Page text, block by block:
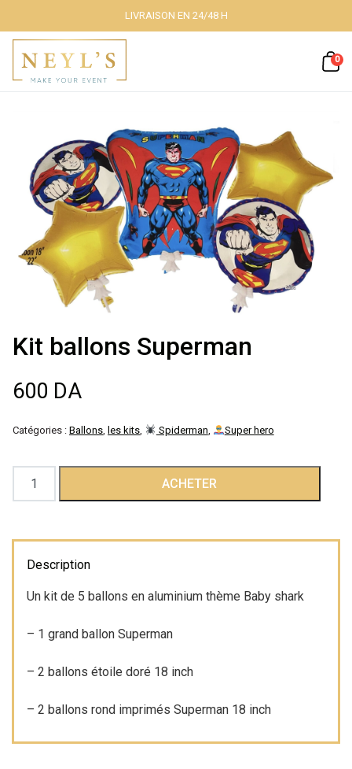
Fermer
Nos packs
Décoration
lumineuse
Décoration à
Décoration de
salle
Accessoires
Déguisements
Emballage
LIVRAISON EN 24/48 H
0
Kit ballons Superman
600 DA
Catégories : Ballons les kits Spiderman Super hero
quantité
de
ballons
Superman
ACHETER
Description
Un kit de 5 ballons en aluminium thème Baby shark
– 1 grand ballon Superman
– 2 ballons étoile doré 18 inch
– 2 ballons rond imprimés Superman 18 inch